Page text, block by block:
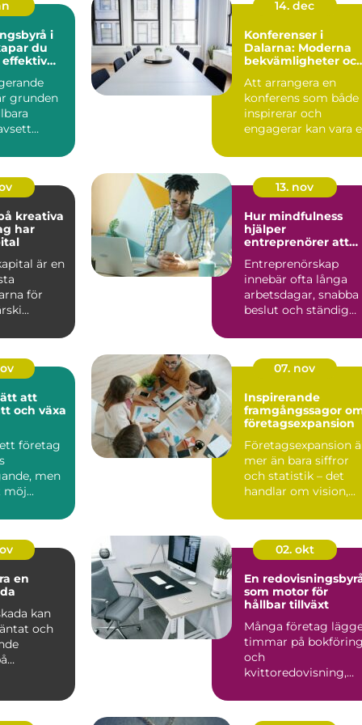
i
grunden
14. dec
Konferenser i
Dalarna: Moderna
bekvämligheter
Att arrangera en
konferens som både
inspirerar och
engagerar kan vara
D...
kreativa
har
är en
för
13. nov
Hur mindfulness
hjälper
entreprenörer att
Entreprenörskap
innebär ofta långa
arbetsdagar, snabba
beslut och ständig
att
och växa
företag
men
07. nov
Inspirerande
framgångssagor
företagsexpansion
Företagsexpansion
mer än bara siffror
och statistik – det
handlar om vision,...
en
kan
och
02. okt
En
som motor för
hållbar tillväxt
Många företag
timmar på bokföring
och
kvittoredovisning,